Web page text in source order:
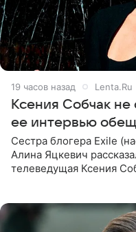
19 часов назад Lenta.Ru
Ксения Собчак
ее интервью
Сестра блогера Exile
Алина Яцкевич
телеведущая Ксения